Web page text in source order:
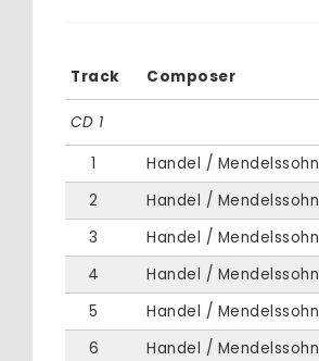
Track Composer
CD 1
1
Handel / Mendelssohn
2
Handel / Mendelssohn
3
Handel / Mendelssohn
4
Handel / Mendelssohn
5
Handel / Mendelssohn
6
Handel / Mendelssohn